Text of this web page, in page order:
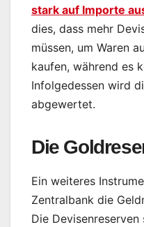
stark auf Importe
dies, dass mehr
müssen, um Waren
kaufen, während es
Infolgedessen wird
abgewertet.
Die
Ein weiteres
Zentralbank die
Die Devisenreserven